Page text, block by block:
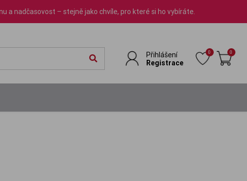
a nadčasovost – stejně jako chvíle, pro které si ho vybíráte.
Přihlášení
Registrace
0 0